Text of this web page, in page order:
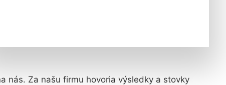
nás. Za našu firmu hovoria výsledky a stovky